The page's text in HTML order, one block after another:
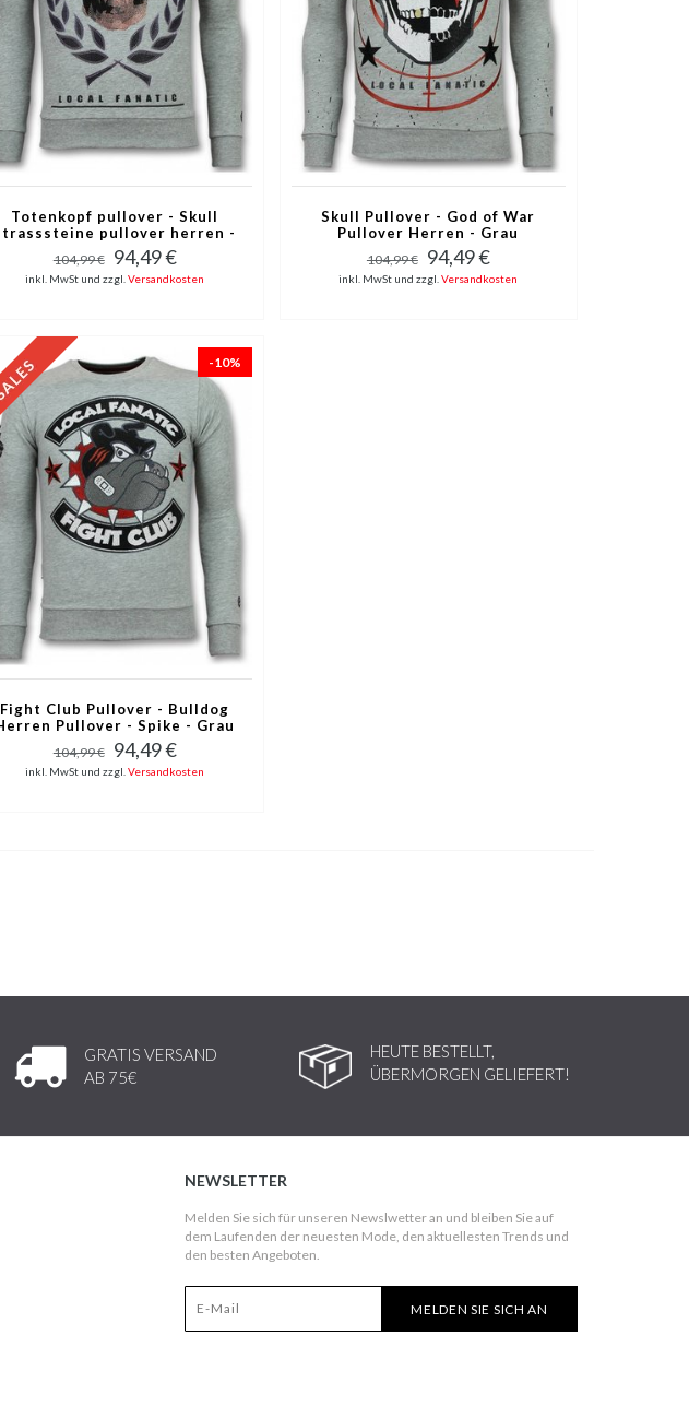
Totenkopf pullover - Skull
pullover herren -
Grau
104,99 € 94,49 €
inkl. MwSt und zzgl.Versandkosten
Skull Pullover - God of War
Pullover Herren - Grau
104,99 € 94,49 €
inkl. MwSt und zzgl.Versandkosten
-10%
Fight Club Pullover - Bulldog
Pullover - Spike - Grau
104,99 € 94,49 €
inkl. MwSt und zzgl.Versandkosten
GRATIS VERSAND
AB 75€
HEUTE BESTELLT,
ÜBERMORGEN GELIEFERT!
NEWSLETTER
Melden Sie sich für unseren Newslwetter an und bleiben Sie auf
dem Laufenden der neuesten Mode, den aktuellesten Trends und
den besten Angeboten.
MELDEN SIE SICH AN